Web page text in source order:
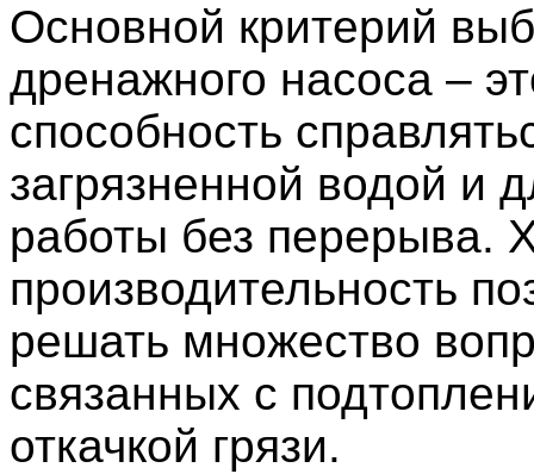
Основной критерий
дренажного насоса –
способность
загрязненной водой и
работы без перерыва.
производительность
решать множество
связанных с
откачкой грязи.